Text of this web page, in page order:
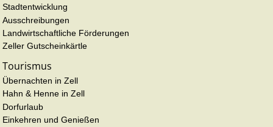
Stadtentwicklung
Ausschreibungen
Landwirtschaftliche Förderungen
Zeller Gutscheinkärtle
Tourismus
Übernachten in Zell
Hahn & Henne in Zell
Dorfurlaub
Einkehren und Genießen